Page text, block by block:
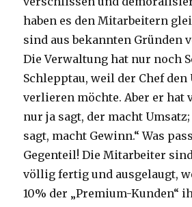
haben es den Mitarbeitern
sind aus bekannten Gründen
Die Verwaltung hat nur noch
Schlepptau, weil der Chef
verlieren möchte. Aber er hat
nur ja sagt, der macht
sagt, macht Gewinn.“ Was
Gegenteil! Die Mitarbeiter
völlig fertig und ausgelaugt,
10% der „Premium-Kunden“